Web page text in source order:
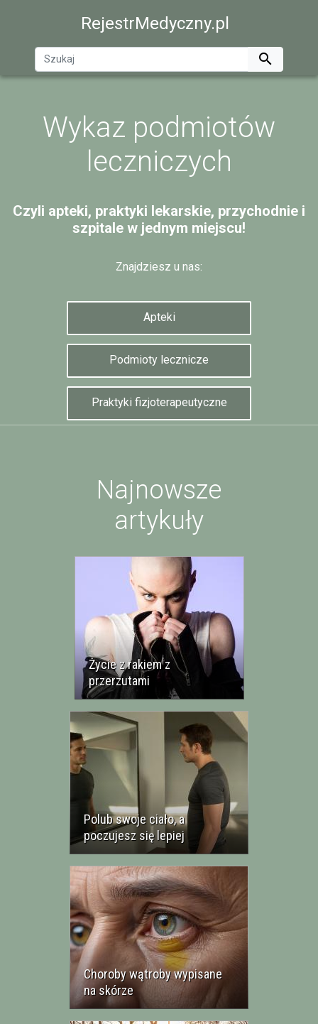
RejestrMedyczny.pl

Wykaz podmiotów
leczniczych
Czyli apteki, praktyki lekarskie, przychodnie i
szpitale w jednym miejscu!
Znajdziesz u nas:
Apteki
Podmioty lecznicze
Praktyki fizjoterapeutyczne
Najnowsze
artykuły
Życie z rakiem z
przerzutami
Polub swoje ciało, a
poczujesz się lepiej
Choroby wątroby wypisane
na skórze